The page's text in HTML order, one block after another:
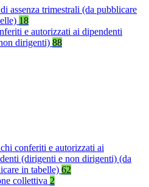
assenza trimestrali (da pubblicare
18
e autorizzati ai dipendenti
dirigenti) 88
conferiti e autorizzati ai
(dirigenti e non dirigenti) (da
in tabelle) 62
collettiva 2